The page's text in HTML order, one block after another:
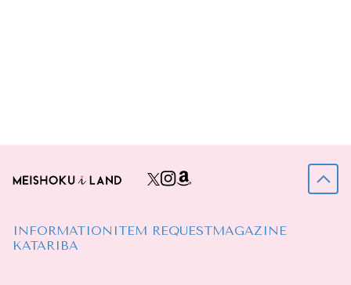
INFORMATION ITEM REQUESTMAGAZINE
KATARIBA